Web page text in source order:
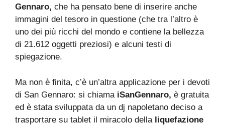
Gennaro, che ha pensato bene di inserire anche
immagini del tesoro in questione (che tra l’altro è
uno dei più ricchi del mondo e contiene la bellezza
di 21.612 oggetti preziosi) e alcuni testi di
spiegazione.
Ma non è finita, c’è un’altra applicazione per i devoti
di San Gennaro: si chiama iSanGennaro, è gratuita
ed è stata sviluppata da un dj napoletano deciso a
trasportare su tablet il miracolo della liquefazione